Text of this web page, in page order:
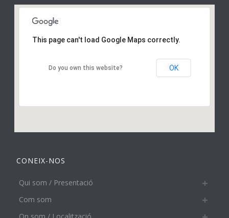
This page can't load Google Maps correctly.
Do you own this website? OK
CONEIX-NOS
Qui som / Presentació
Com som